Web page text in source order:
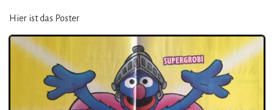
Hier ist das Poster